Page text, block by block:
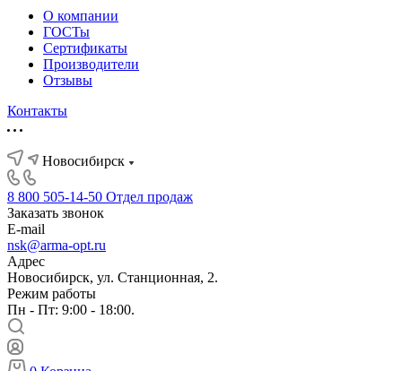
О компании
ГОСТы
Сертификаты
Производители
Отзывы
Контакты
Новосибирск
8 800 505-14-50 Отдел продаж
Заказать звонок
E-mail
nsk@arma-opt.ru
Адрес
Новосибирск, ул. Станционная, 2.
Режим работы
Пн - Пт: 9:00 - 18:00.